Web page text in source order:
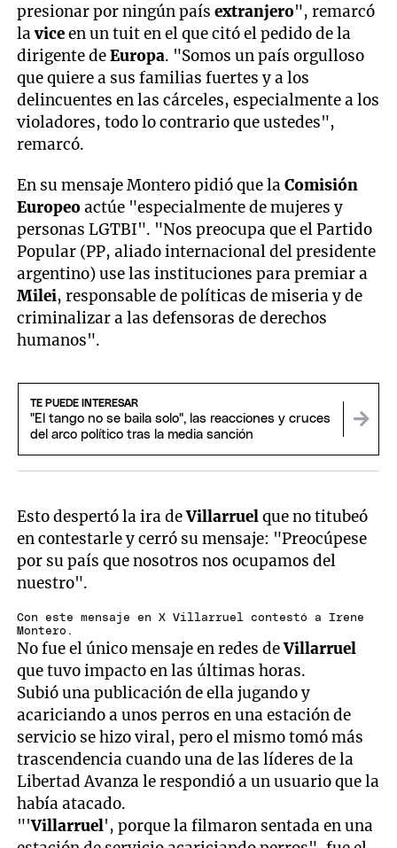
presionar por ningún paísextranjero", remarcó
laviceen un tuit en el que citó el pedido de la
dirigente deEuropa. "Somos un país orgulloso
que quiere a sus familias fuertes y a los
delincuentes en las cárceles, especialmente a los
violadores, todo lo contrario que ustedes",
remarcó.
En su mensaje Montero pidió que laComisión
Europeoactúe "especialmente de mujeres y
personas LGTBI". "Nos preocupa que el Partido
Popular (PP, aliado internacional del presidente
argentino) use las instituciones para premiar a
Milei, responsable de políticas de miseria y de
criminalizar a las defensoras de derechos
humanos".
TE PUEDE INTERESAR
"El tango no se baila solo", las reacciones y cruces
del arco político tras la media sanción
Esto despertó la ira deVillarruelque no titubeó
en contestarle y cerró su mensaje: "Preocúpese
por su país que nosotros nos ocupamos del
nuestro".
Con este mensaje en X Villarruel contestó a Irene
Montero.
No fue el único mensaje en redes deVillarruel
que tuvo impacto en las últimas horas.
Subió una publicación de ella jugando y
acariciando a unos perros en una estación de
servicio se hizo viral, pero el mismo tomó más
trascendencia cuando una de las líderes de la
Libertad Avanza le respondió a un usuario que la
había atacado.
"'Villarruel', porque la filmaron sentada en una